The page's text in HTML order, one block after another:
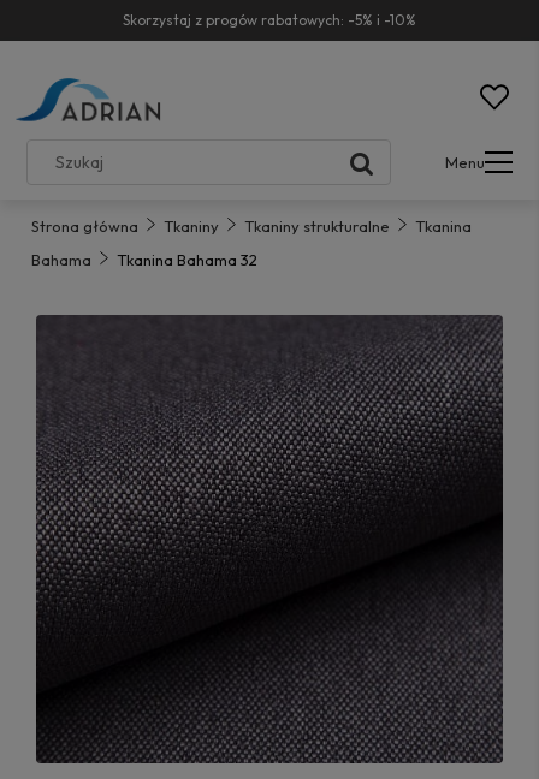
Skorzystaj z progów rabatowych: -5% i -10%
Menu
Strona główna Tkaniny Tkaniny strukturalne
Tkanina
Bahama
Tkanina Bahama 32